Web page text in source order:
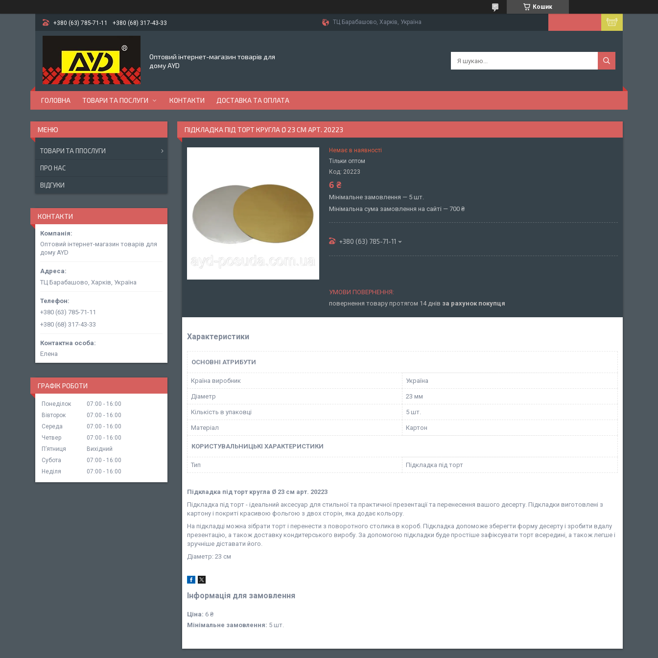
Кошик
+380 (63) 785-71-11 +380 (68) 317-43-33 ТЦ Барабашово, Харків, Україна
Оптовий інтернет-магазин товарів для
дому AYD
ГОЛОВНА ТОВАРИ ТА ПОСЛУГИ КОНТАКТИ ДОСТАВКА ТА ОПЛАТА
ПІДКЛАДКА ПІД ТОРТ КРУГЛА Ø 23 СМ АРТ. 20223
Немає в наявності
Тільки оптом
Код: 20223
6 ₴
Мінімальне замовлення — 5 шт.
Мінімальна сума замовлення на сайті — 700 ₴
+380 (63) 785-71-11
повернення товару протягом 14 днів за рахунок покупця
Характеристики
ОСНОВНІ АТРИБУТИ
Країна виробник Україна
Діаметр 23 мм
Кількість в упаковці 5 шт.
Матеріал Картон
КОРИСТУВАЛЬНИЦЬКІ ХАРАКТЕРИСТИКИ
Тип Підкладка під торт
Підкладка під торт кругла Ø 23 см арт. 20223
Підкладка під торт - ідеальний аксесуар для стильної та практичної презентації та перенесення вашого десерту. Підкладки виготовлені з
картону і покриті красивою фольгою з двох сторін, яка додає кольору.
На підкладці можна зібрати торт і перенести з поворотного столика в короб. Підкладка допоможе зберегти форму десерту і зробити вдалу
презентацію, а також доставку кондитерського виробу. За допомогою підкладки буде простіше зафіксувати торт всередині, а також легше і
зручніше діставати його.
Діаметр: 23 см
Інформація для замовлення
Ціна: 6 ₴
Мінімальне замовлення: 5 шт.
ТОВАРИ ТА ППОСЛУГИ
ПРО НАС
ВІДГУКИ
КОНТАКТИ
Оптовий інтернет-магазин товарів для
дому AYD
ТЦ Барабашово, Харків, Україна
+380 (63) 785-71-11
+380 (68) 317-43-33
Елена
ГРАФІК РОБОТИ
Понеділок 07:00
16:00
Вівторок
07:00
16:00
Середа
07:00
16:00
Четвер
07:00
16:00
Пʼятниця
Вихідний
Субота
07:00
16:00
Неділя
07:00 16:00